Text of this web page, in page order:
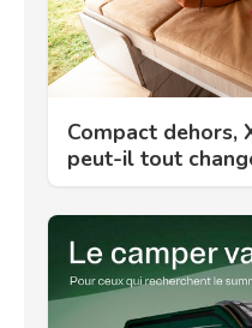
Compact dehors,
peut-il tout